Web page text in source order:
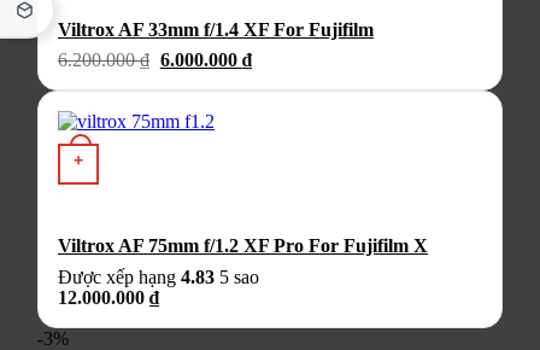
Viltrox AF 33mm f/1.4 XF For Fujifilm
6.200.000₫ Giá
là:
6.200.000 ₫.
6.000.000 ₫Giá
tại
+
Viltrox AF 75mm f/1.2 XF Pro For Fujifilm X
Được xếp hạng 4.83 5 sao
12.000.000 ₫
-3%